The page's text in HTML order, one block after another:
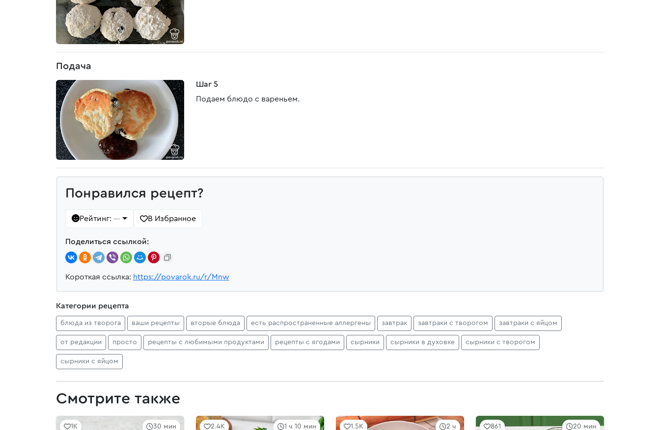
Подача
Шаг 5
Подаем блюдо с вареньем.
Понравился рецепт?
Рейтинг: — В Избранное
Поделиться ссылкой:
Короткая ссылка: https://povarok.ru/r/Mnw
Категории рецепта
блюда из творога ваши рецепты вторые блюда есть распространенные аллергены завтрак завтраки с творогом завтраки с яйцом
от редакции просто рецепты с любимыми продуктами рецепты с ягодами сырники сырники в духовке сырники с творогом
сырники с яйцом
Смотрите также
30 мин
1K 1 ч 10 мин
2.4K 2 ч
1.5K 20 мин
861